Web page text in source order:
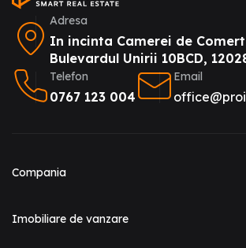
Adresa
In incinta Camerei de
Bulevardul Unirii 10BCD,
Telefon
0767 123 004
Email
Compania
Imobiliare de vanzare